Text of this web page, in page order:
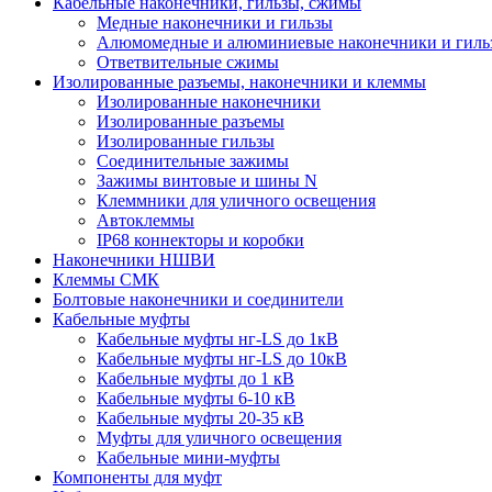
Медные наконечники и гильзы
Алюмомедные и алюминиевые наконечники и
Ответвительные сжимы
Изолированные разъемы, наконечники и клеммы
Изолированные наконечники
Изолированные разъемы
Изолированные гильзы
Соединительные зажимы
Зажимы винтовые и шины N
Клеммники для уличного освещения
Автоклеммы
IP68 коннекторы и коробки
Наконечники НШВИ
Клеммы СМК
Болтовые наконечники и соединители
Кабельные муфты
Кабельные муфты нг-LS до 1кВ
Кабельные муфты нг-LS до 10кВ
Кабельные муфты до 1 кВ
Кабельные муфты 6-10 кВ
Кабельные муфты 20-35 кВ
Муфты для уличного освещения
Кабельные мини-муфты
Компоненты для муфт